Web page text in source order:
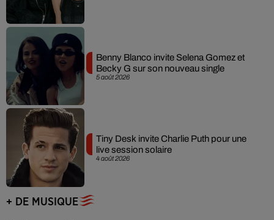
5 août 2026
Benny Blanco invite Selena Gomez et
Becky G sur son nouveau single
4 août 2026
Tiny Desk invite Charlie Puth pour une
live session solaire
+ DE MUSIQUE